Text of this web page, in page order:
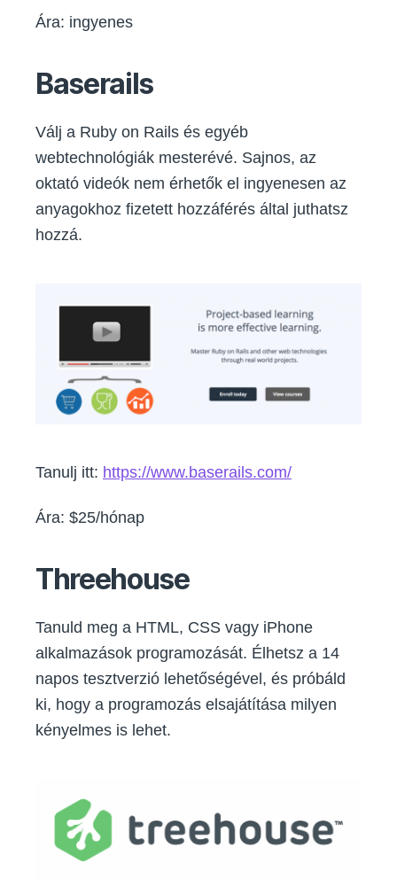
Ára: ingyenes
Baserails
Válj a Ruby on Rails és egyéb
webtechnológiák mesterévé. Sajnos, az
oktató videók nem érhetők el ingyenesen az
anyagokhoz fizetett hozzáférés által juthatsz
hozzá.
Tanulj itt: https://www.baserails.com/
Ára: $25/hónap
Threehouse
Tanuld meg a HTML, CSS vagy iPhone
alkalmazások programozását. Élhetsz a 14
napos tesztverzió lehetőségével, és próbáld
ki, hogy a programozás elsajátítása milyen
kényelmes is lehet.